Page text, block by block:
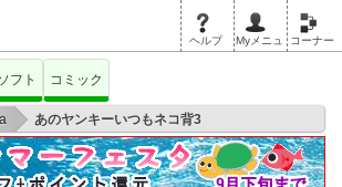
ヘルプ Myメニュ コーナー
フト コミック
> あのヤンキーいつもネコ背3